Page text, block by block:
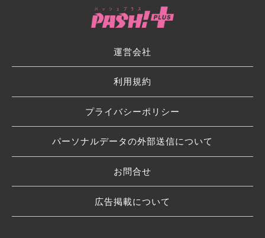
運営会社
利用規約
プライバシーポリシー
パーソナルデータの外部送信について
お問合せ
広告掲載について